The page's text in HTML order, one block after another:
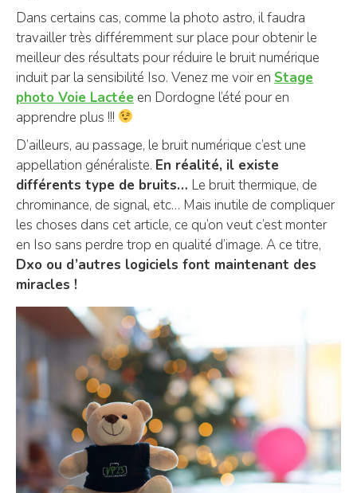
Dans certains cas, comme la photo astro, il faudra
travailler très différemment sur place pour obtenir le
meilleur des résultats pour réduire le bruit numérique
induit par la sensibilité Iso. Venez me voir en Stage
photo Voie Lactée en Dordogne l’été pour en
apprendre plus !!!
D’ailleurs, au passage, le bruit numérique c’est une
appellation généraliste. En réalité, il existe
différents type de bruits… Le bruit thermique, de
chrominance, de signal, etc… Mais inutile de compliquer
les choses dans cet article, ce qu’on veut c’est monter
en Iso sans perdre trop en qualité d’image. A ce titre,
Dxo ou d’autres logiciels font maintenant des
miracles !